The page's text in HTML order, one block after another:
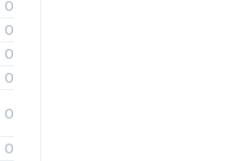
0
0
0
0
0
0